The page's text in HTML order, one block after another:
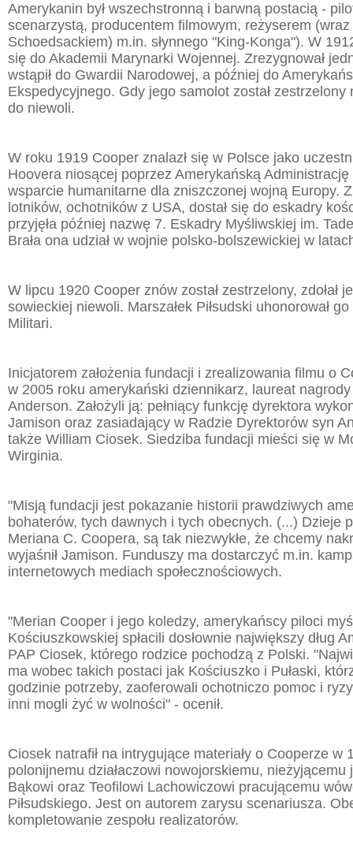
Amerykanin był wszechstronną i barwną postacią -
scenarzystą, producentem filmowym, reżyserem
Schoedsackiem) m.in. słynnego "King-Konga"). W
się do Akademii Marynarki Wojennej. Zrezygnował
wstąpił do Gwardii Narodowej, a później do
Ekspedycyjnego. Gdy jego samolot został zestrzelony
do niewoli.
W roku 1919 Cooper znalazł się w Polsce jako
Hoovera niosącej poprzez Amerykańską
wsparcie humanitarne dla zniszczonej wojną Europy.
lotników, ochotników z USA, dostał się do eskadry
przyjęła później nazwę 7. Eskadry Myśliwskiej im.
Brała ona udział w wojnie polsko-bolszewickiej w
W lipcu 1920 Cooper znów został zestrzelony, zdołał
sowieckiej niewoli. Marszałek Piłsudski uhonorował
Militari.
Inicjatorem założenia fundacji i zrealizowania filmu o
w 2005 roku amerykański dziennikarz, laureat
Anderson. Założyli ją: pełniący funkcję dyrektora
Jamison oraz zasiadający w Radzie Dyrektorów syn
także William Ciosek. Siedziba fundacji mieści się w
Wirginia.
"Misją fundacji jest pokazanie historii prawdziwych
bohaterów, tych dawnych i tych obecnych. (...) Dzieje
Meriana C. Coopera, są tak niezwykłe, że chcemy
wyjaśnił Jamison. Funduszy ma dostarczyć m.in.
internetowych mediach społecznościowych.
"Merian Cooper i jego koledzy, amerykańscy piloci
Kościuszkowskiej spłacili dosłownie największy dług
PAP Ciosek, którego rodzice pochodzą z Polski.
ma wobec takich postaci jak Kościuszko i Pułaski,
godzinie potrzeby, zaoferowali ochotniczo pomoc i
inni mogli żyć w wolności" - ocenił.
Ciosek natrafił na intrygujące materiały o Cooperze w
polonijnemu działaczowi nowojorskiemu, nieżyjącemu
Bąkowi oraz Teofilowi Lachowiczowi pracującemu
Piłsudskiego. Jest on autorem zarysu scenariusza.
kompletowanie zespołu realizatorów.